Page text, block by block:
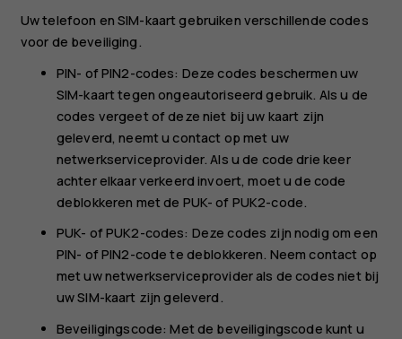
Uw telefoon en SIM-kaart gebruiken verschillende codes
voor de beveiliging.
PIN- of PIN2-codes: Deze codes beschermen uw
SIM-kaart tegen ongeautoriseerd gebruik. Als u de
codes vergeet of deze niet bij uw kaart zijn
geleverd, neemt u contact op met uw
netwerkserviceprovider. Als u de code drie keer
achter elkaar verkeerd invoert, moet u de code
deblokkeren met de PUK- of PUK2-code.
PUK- of PUK2-codes: Deze codes zijn nodig om een
PIN- of PIN2-code te deblokkeren. Neem contact op
met uw netwerkserviceprovider als de codes niet bij
uw SIM-kaart zijn geleverd.
Beveiligingscode: Met de beveiligingscode kunt u